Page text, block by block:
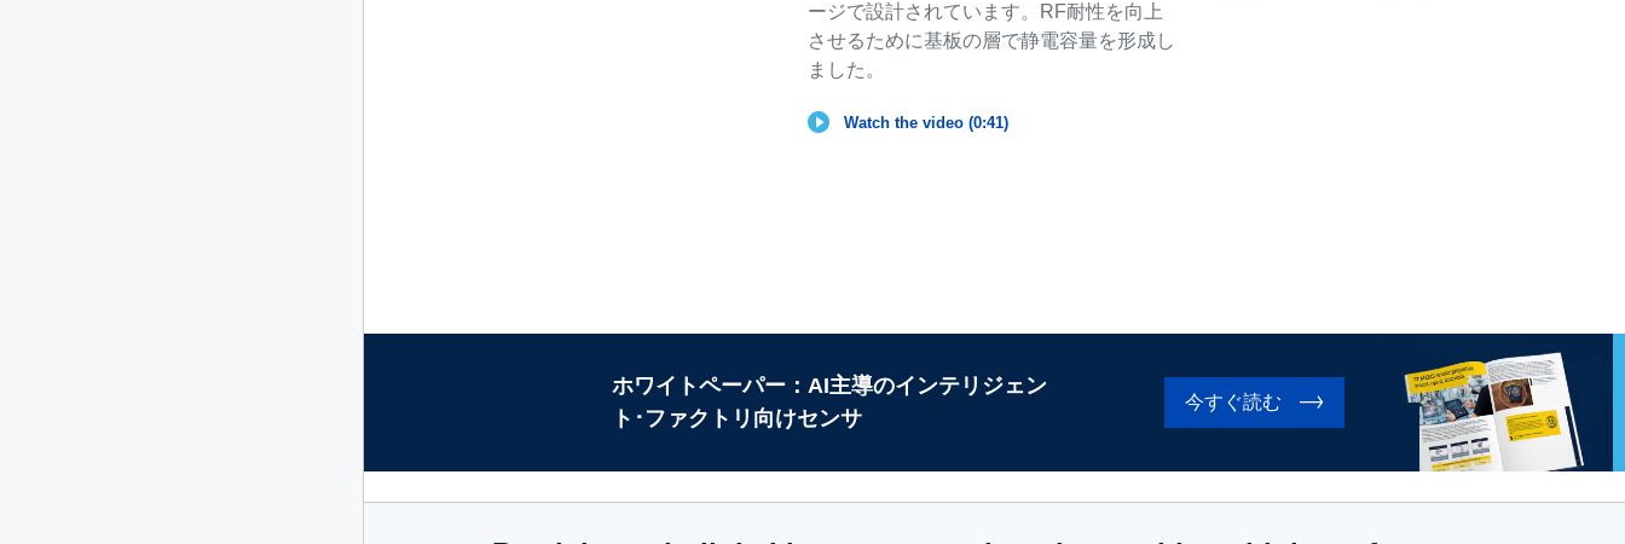
ージで設計されています。RF耐性を向上
させるために基板の層で静電容量を形成し
ました。
Watch the video (0:41)
ホワイトペーパー：AI主導のインテリジェン
ト･ファクトリ向けセンサ
今すぐ読む